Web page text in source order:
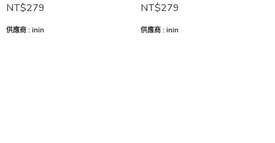
NT$279
供應商 : inin
NT$279
供應商 : inin